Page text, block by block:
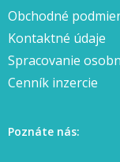
Obchodné
Kontaktné údaje
Spracovanie
Cenník inzercie
Poznáte nás: